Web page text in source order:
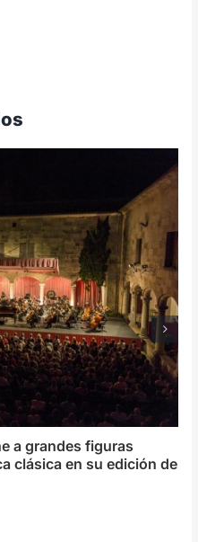
a grandes figuras
clásica en su edición de